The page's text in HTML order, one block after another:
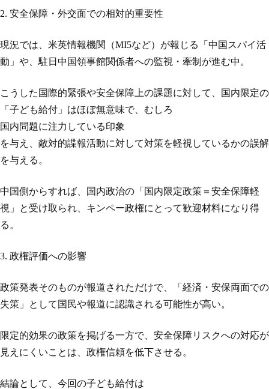
2. 安全保障・外交面での相対的重要性
現況では、米英情報機関（MI5など）が報じる「中国スパイ活
動」や、駐日中国領事館関係者への監視・牽制が進む中。
こうした国際的緊張や安全保障上の課題に対して、国内限定の
「子ども給付」はほぼ無意味で、むしろ
国内問題に注力している印象
を与え、敵対的諜報活動に対して対策を軽視しているかの誤解
を与える。
中国側からすれば、国内政治の「国内限定政策＝安全保障軽
視」と受け取られ、キンペー政権にとって歓迎材料になり得
る。
3. 政権評価への影響
政策発表そのものが報道されただけで、「経済・安保両面での
失策」として国民や報道に認識される可能性が高い。
限定的効果の政策を掲げる一方で、安全保障リスクへの対応が
見えにくいことは、政権信頼を低下させる。
結論として、今回の子ども給付は